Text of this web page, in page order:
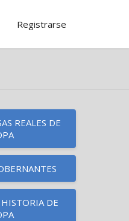
Registrarse
REALES DE
DE